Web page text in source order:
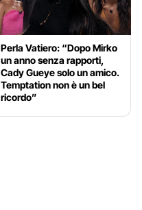
Perla Vatiero: “Dopo Mirko
un anno senza rapporti,
Cady Gueye solo un amico.
Temptation non è un bel
ricordo”